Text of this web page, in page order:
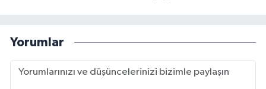
Yorumlar